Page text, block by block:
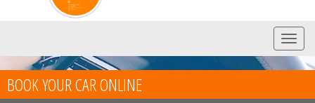
Menu
BOOK YOUR CAR ONLINE